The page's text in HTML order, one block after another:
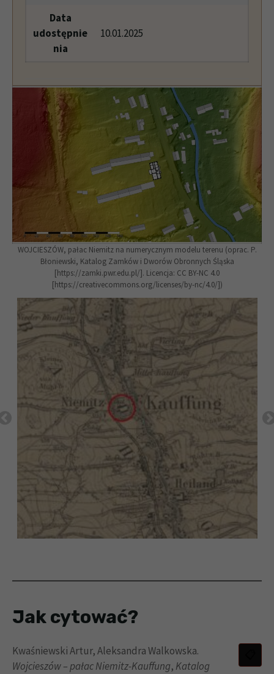
Data
udostępnie
nia
10.01.2025
WOJCIESZÓW, pałac Niemitz na numerycznym modelu terenu (oprac. P.
Błoniewski, Katalog Zamków i Dworów Obronnych Śląska
[https://zamki.pwr.edu.pl/]. Licencja: CC BY-NC 4.0
[https://creativecommons.org/licenses/by-nc/4.0/])
Jak cytować?
Kwaśniewski Artur, Aleksandra Walkowska.
Wojcieszów – pałac Niemitz-Kauffung, Katalog